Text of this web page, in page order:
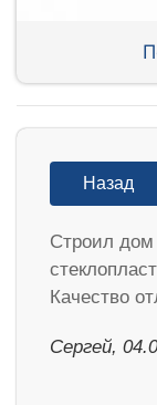
Назад
Строил дом
Качество
Сергей,